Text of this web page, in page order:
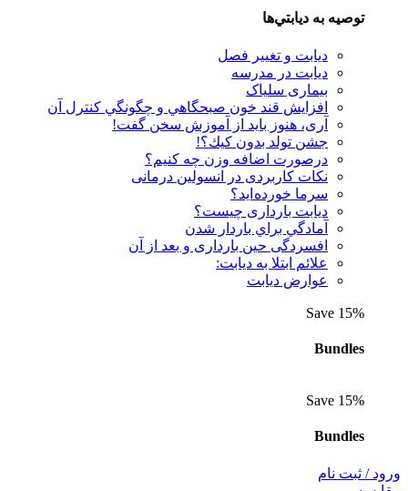
توصيه به ديابتي‌ها
دیابت و تغییر فصل
دیابت در مدرسه
بیماری سلیاک
افزايش قند خون صبحگاهي و چگونگي كنترل آن
آری، هنوز باید از آموزش سخن گفت!
جشن تولد بدون كيك؟!
درصورت اضافه وزن چه کنیم؟
نكات كاربردی در انسولين درمانی
سرما خورده اید؟
دیابت بارداری چیست؟
آمادگي براي باردار شدن
افسردگی حین بارداری و بعد از آن
علائم ابتلا به دیابت:
عوارض ديابت
Save 15%
Bundles
Save 15%
Bundles
ورود / ثبت نام